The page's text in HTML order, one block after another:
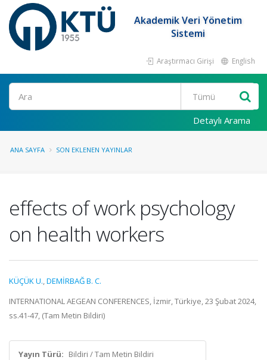
Akademik Veri Yönetim
Sistemi
Araştırmacı Girişi English
Ara
Detaylı Arama
ANA SAYFA SON EKLENEN YAYINLAR
effects of work psychology
on health workers
KÜÇÜK U.,DEMİRBAĞ B. C.
INTERNATIONAL AEGEAN CONFERENCES, İzmir, Türkiye, 23 Şubat 2024,
ss.41-47, (Tam Metin Bildiri)
Yayın Türü: Bildiri / Tam Metin Bildiri